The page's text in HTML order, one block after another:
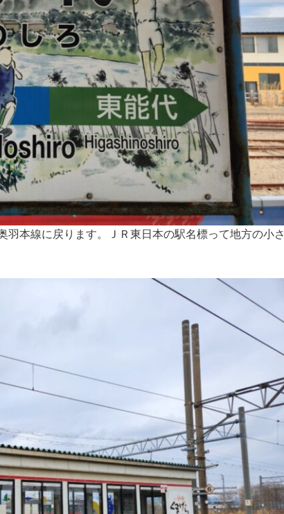
本線に戻ります。ＪＲ東日本の駅名標って地方の小さ